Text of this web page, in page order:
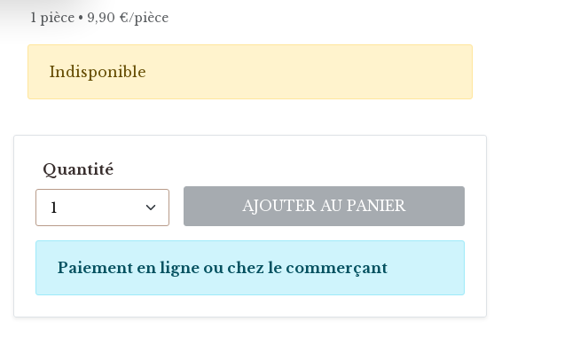
1 pièce • 9,90 €/pièce
Indisponible
Quantité
AJOUTER AU PANIER
Paiement en ligne ou chez le commerçant